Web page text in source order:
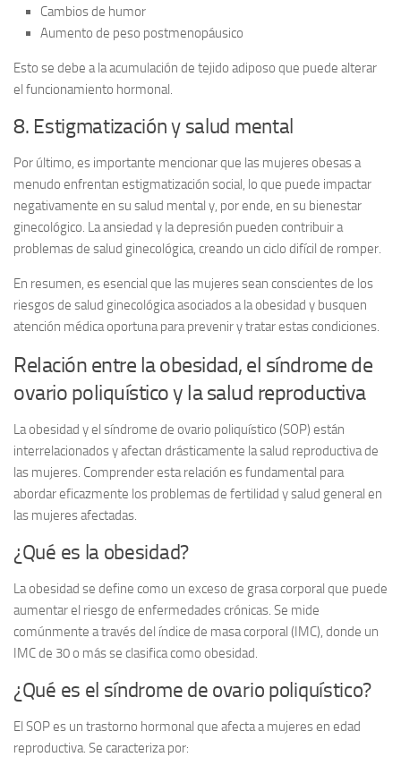
Cambios de humor
Aumento de peso postmenopáusico
Esto se debe a la acumulación de tejido adiposo que puede alterar
el funcionamiento hormonal.
8. Estigmatización y salud mental
Por último, es importante mencionar que las mujeres obesas a
menudo enfrentan estigmatización social, lo que puede impactar
negativamente en su salud mental y, por ende, en su bienestar
ginecológico. La ansiedad y la depresión pueden contribuir a
problemas de salud ginecológica, creando un ciclo difícil de romper.
En resumen, es esencial que las mujeres sean conscientes de los
riesgos de salud ginecológica asociados a la obesidad y busquen
atención médica oportuna para prevenir y tratar estas condiciones.
Relación entre la obesidad, el síndrome de
ovario poliquístico y la salud reproductiva
Laobesidad y el síndrome de ovario poliquístico (SOP) están
interrelacionados y afectan drásticamente lasalud reproductivade
las mujeres. Comprender esta relación es fundamental para
abordar eficazmente los problemas de fertilidad y salud general en
las mujeres afectadas.
¿Qué es la obesidad?
La obesidad se define como un exceso de grasa corporal que puede
aumentar el riesgo de enfermedades crónicas. Se mide
comúnmente a través del índice de masa corporal (IMC), donde un
IMC de 30 o más se clasifica como obesidad.
¿Qué es el síndrome de ovario poliquístico?
El SOP es un trastorno hormonal que afecta a mujeres en edad
reproductiva. Se caracteriza por: